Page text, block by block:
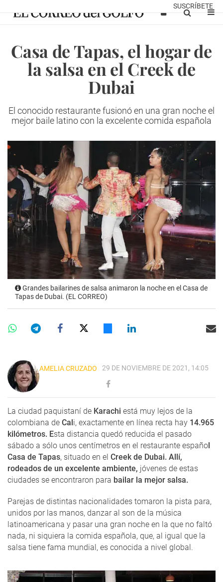
SUSCRÍBETE
Casa de Tapas, el hogar de
la salsa en el Creek de
Dubai
El conocido restaurante fusionó en una gran noche el
mejor baile latino con la excelente comida española
Grandes bailarines de salsa animaron la noche en el Casa de
Tapas de Dubai. (EL CORREO)
AMELIA CRUZADO 29 DE NOVIEMBRE DE 2021, 14:05
La ciudad paquistaní de Karachi está muy lejos de la
colombiana de Cal i, exactamente en línea recta hay 14.965
kilómetros. Esta distancia quedó reducida el pasado
sábado a sólo unos centímetros en el restaurante españo
Casa de Tapas, situado en el Creek de Dubai. Allí,
rodeados de un excelente ambiente, jóvenes de estas
ciudades se encontraron para bailar la mejor salsa.
Parejas de distintas nacionalidades tomaron la pista para,
unidos por las manos, danzar al son de la música
latinoamericana y pasar una gran noche en la que no faltó
nada, ni siquiera la comida española, que, al igual que la
salsa tiene fama mundial, es conocida a nivel global.